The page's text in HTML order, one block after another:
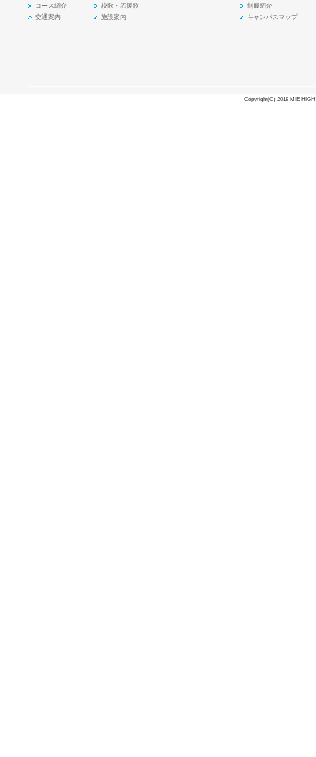
コース紹介
交通案内
校歌・応援歌
施設案内
制服紹介
キャンパスマップ
Copyright(C) 2018 MIE